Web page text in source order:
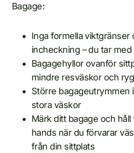
Bagage:
Inga formella viktgränser
incheckning – du tar
Bagagehyllor ovanför
mindre resväskor och
Större bagageutrymmen
stora väskor
Märk ditt bagage och
hands när du förvarar
från din sittplats